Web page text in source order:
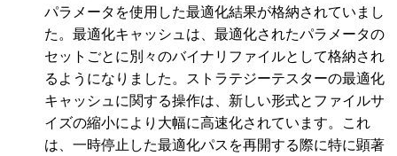
パラメータを使用した最適化結果が格納されていまし
た。最適化キャッシュは、最適化されたパラメータの
セットごとに別々のバイナリファイルとして格納され
るようになりました。ストラテジーテスターの最適化
キャッシュに関する操作は、新しい形式とファイルサ
イズの縮小により大幅に高速化されています。これ
は、一時停止した最適化パスを再開する際に特に顕著